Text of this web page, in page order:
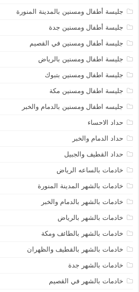
جليسة أطفال ومسنين بالمدينة المنورة
جليسة أطفال ومسنين جدة
جليسة أطفال ومسنين في القصيم
جليسة اطفال ومسنين بالرياض
جليسة اطفال ومسنين بتبوك
جليسة اطفال ومسنين مكة
جليسه اطفال ومسنين بالدمام والخبر
حداد الاحساء
حداد الدمام والخبر
حداد القطيف والجبيل
خادمات بالساعه الرياض
خادمات بالشهر المدينة المنورة
خادمات بالشهر بالدمام والخبر
خادمات بالشهر بالرياض
خادمات بالشهر بالطائف ومكة
خادمات بالشهر بالقطيف والظهران
خادمات بالشهر جدة
خادمات بالشهر في القصيم